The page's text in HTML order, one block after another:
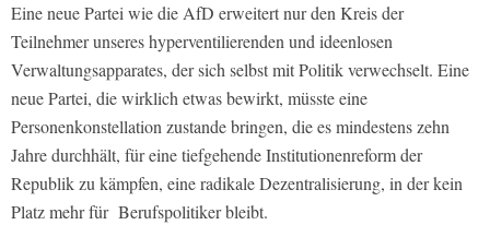
Eine neue Partei wie die AfD erweitert nur den Kreis der
Teilnehmer unseres hyperventilierenden und ideenlosen
Verwaltungsapparates, der sich selbst mit Politik verwechselt. Eine
neue Partei, die wirklich etwas bewirkt, müsste eine
Personenkonstellation zustande bringen, die es mindestens zehn
Jahre durchhält, für eine tiefgehende Institutionenreform der
Republik zu kämpfen, eine radikale Dezentralisierung, in der kein
Platz mehr für Berufspolitiker bleibt.